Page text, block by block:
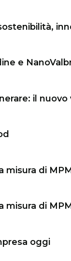
e
il
misura di
misura di
oggi